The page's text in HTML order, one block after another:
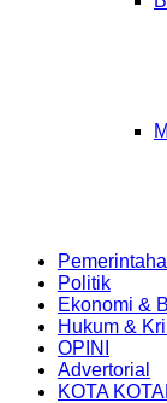
Politik
Ekonomi &
Hukum &
OPINI
Advertorial
KOTA